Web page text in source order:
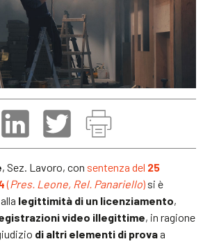
, Sez. Lavoro, con sentenza del 25
(Pres. Leone, Rel. Panariello) si è
legittimità di un licenziamento,
video illegittime, in ragione
di altri elementi di provaa